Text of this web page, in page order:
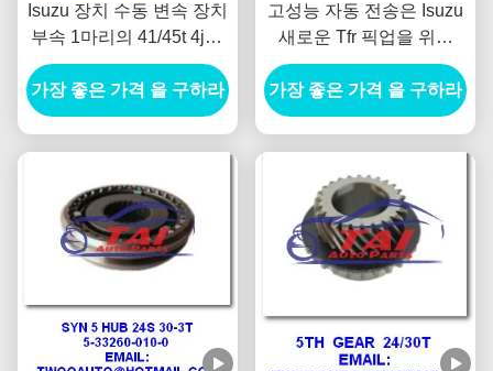
Isuzu 장치 수동 변속 장치
부속 1마리의 41/45t 4ja1
픽업 표범 Tfr 90"
가장 좋은 가격 을 구하라
고성능 자동 전송은 Isuzu
새로운 Tfr 픽업을 위한
18s/49t를 분해합니다
가장 좋은 가격 을 구하라